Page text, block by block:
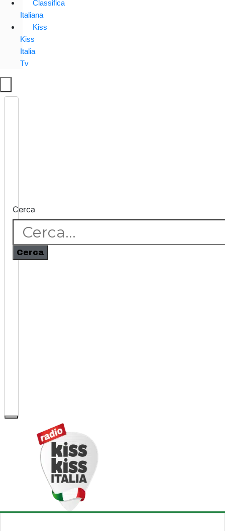
Classifica
Italiana
Kiss
Kiss
Italia
Tv
Cerca
Cerca